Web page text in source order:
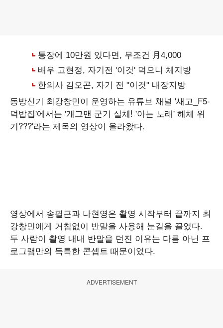
동방신기 최강창민이 운영하는 유튜브 채널 '새고_F5-
덕밥집'에서는 '개그맨 군기 실체! '아는 노래' 해체 위
기???'라는 제목의 영상이 올라왔다.
영상에서 송필근과 나현영은 촬영 시작부터 끝까지 최
강창민에게 거침없이 반말을 사용해 눈길을 끌었다.
두 사람이 촬영 내내 반말을 던진 이유는 다름 아닌 프
로그램만의 독특한 콘셉트 때문이었다.
ADVERTISEMENT